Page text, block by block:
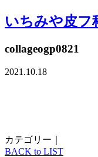
いちみや皮フ
collageogp0821
2021.10.18
カテゴリー｜
BACK to LIST